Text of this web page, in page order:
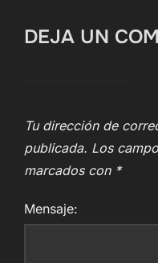
DEJA UN
Tu dirección de
publicada. Los
marcados con *
Mensaje: